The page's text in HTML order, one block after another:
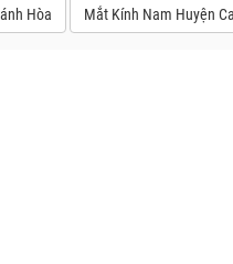
Hòa Mắt Kính Nam Huyện